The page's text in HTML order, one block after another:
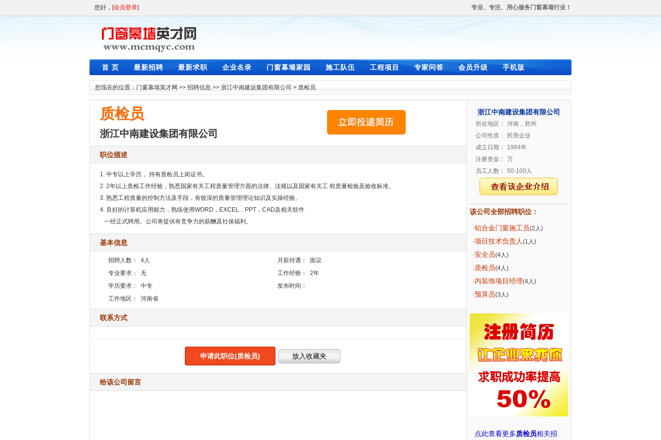
您好，[会员登录] 专业、专注、用心服务门窗幕墙行业！
首 页 最新招聘 最新求职 企业名录 门窗幕墙家园 施工队伍 工程项目 专家问答 会员升级 手机版
您现在的位置： 门窗幕墙英才网 >> 招聘信息 >> 浙江中南建设集团有限公司 > 质检员
质检员
浙江中南建设集团有限公司
职位描述
1. 中专以上学历， 持有质检员上岗证书。
2. 2年以上质检工作经验，熟悉国家有关工程质量管理方面的法律、法规以及国家有关工 程质量检验及验收标准。
3. 熟悉工程质量的控制方法及手段，有较深的质量管理理论知识及实操经验。
4. 良好的计算机应用能力，熟练使用WORD，EXCEL，PPT，CAD及相关软件
一经正式聘用。公司将提供有竞争力的薪酬及社保福利。
基本信息
招聘人数： 4人 月薪待遇：
面议
专业要求：
无 工作经验：
2年
学历要求：
中专
发布时间：
工作地区：
河南省
联系方式
申请此职位(质检员)
给该公司留言
浙江中南建设集团有限公司
所在地区：
河南，郑州
公司性质：
民营企业
成立日期：
1984年
注册资金：
万
员工人数：
50-100人
该公司全部招聘职位：
·铝合金门窗施工员(2人)
·项目技术负责人 (1人)
·安全员(4人)
· 质检员(4人)
·内装饰项目经理(4人)
·预算员(3人)
点此查看更多质检员相关招